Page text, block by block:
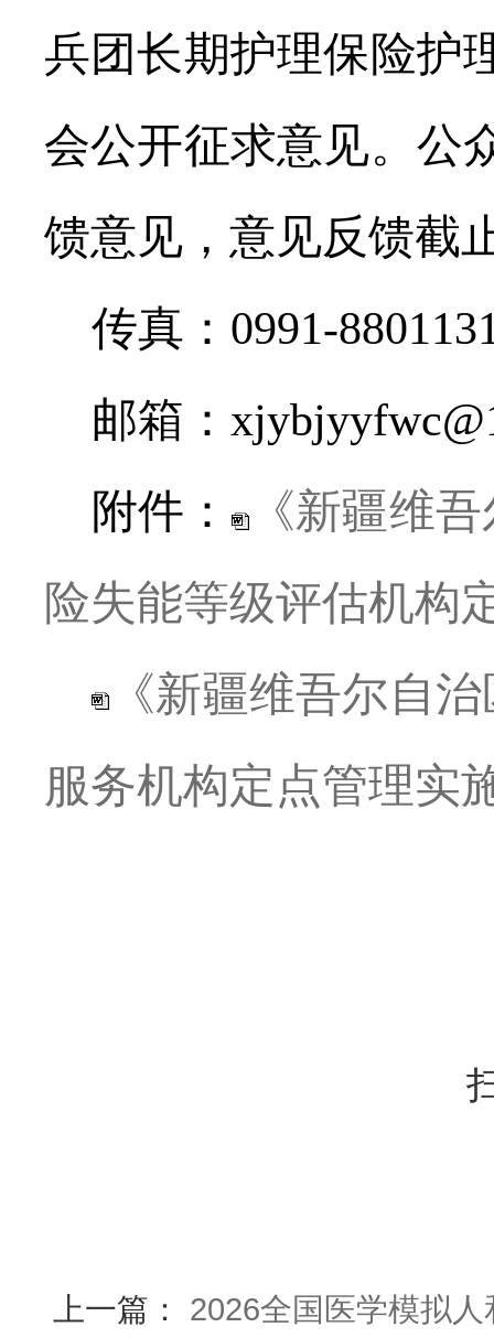
兵团长期护理保险护
会公开征求意见。公
馈意见，意见反馈截
传真： 0991-
邮箱：
附件：
《新疆维
险失能等级评估机构
《新疆维吾尔自
服务机构定点管理实
上一篇： 2026全国医学模拟